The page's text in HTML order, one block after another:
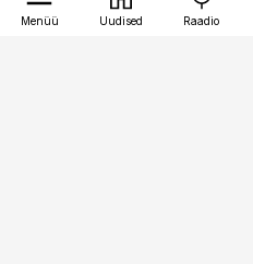
Menüü Uudised Raadio